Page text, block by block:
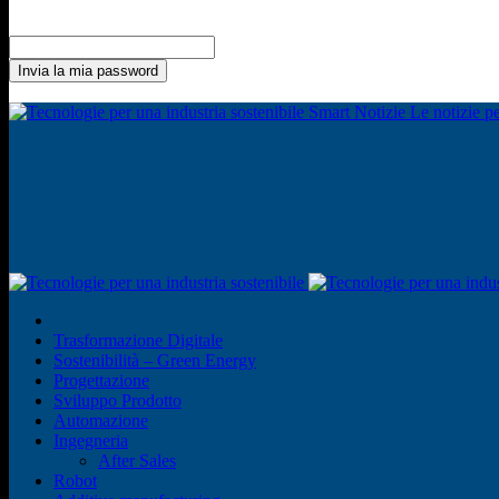
Smart Notizie Le notizie
Trasformazione Digitale
Sostenibilità – Green Energy
Progettazione
Sviluppo Prodotto
Automazione
Ingegneria
After Sales
Robot